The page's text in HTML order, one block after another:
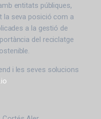
entitats públiques,
la seva posició com a
a la gestió de
del reciclatge
i les seves solucions